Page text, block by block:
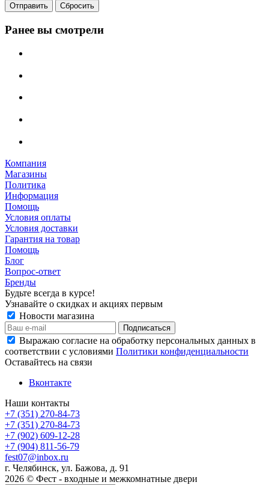
Отправить Сбросить
Ранее вы смотрели
Компания
Магазины
Политика
Информация
Помощь
Условия оплаты
Условия доставки
Гарантия на товар
Помощь
Блог
Вопрос-ответ
Бренды
Будьте всегда в курсе!
Узнавайте о скидках и акциях первым
Новости магазина
Выражаю согласие на обработку персональных данных в
соответствии с условиями Политики конфиденциальности
Оставайтесь на связи
Вконтакте
Наши контакты
+7 (351) 270-84-73
+7 (351) 270-84-73
+7 (902) 609-12-28
+7 (904) 811-56-79
fest07@inbox.ru
г. Челябинск, ул. Бажова, д. 91
2026 © Фест - входные и межкомнатные двери